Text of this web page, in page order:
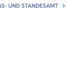
UND STANDESAMT